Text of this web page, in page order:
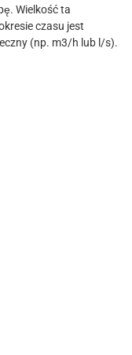
Wielkość ta
czasu jest
(np. m3/h lub l/s).